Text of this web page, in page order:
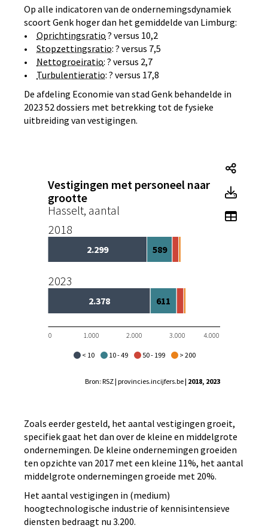
Op alle indicatoren van de ondernemingsdynamiek
scoort Genk hoger dan het gemiddelde van Limburg:
• Oprichtingsratio ? versus 10,2
• Stopzettingsratio: ? versus 7,5
• Nettogroeiratio: ? versus 2,7
• Turbulentieratio: ? versus 17,8
De afdeling Economie van stad Genk behandelde in
2023 52 dossiers met betrekking tot de fysieke
uitbreiding van vestigingen.
Vestigingen met personeel naar
grootte
Hasselt, aantal
< 10 10 - 49 50 - 199 > 200
0 1.000 2.000 3.000 4.000
2023
2018
2.378
2.299
611
589
Bron: RSZ | provincies.incijfers.be| 2018, 2023
Toon
Zoals eerder gesteld, het aantal vestigingen groeit,
specifiek gaat het dan over de kleine en middelgrote
ondernemingen. De kleine ondernemingen groeiden
ten opzichte van 2017 met een kleine 11%, het aantal
middelgrote ondernemingen groeide met 20%.
Het aantal vestigingen in (medium)
hoogtechnologische industrie of kennisintensieve
diensten bedraagt nu 3.200.